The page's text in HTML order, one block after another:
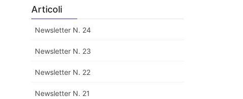
Articoli
Newsletter N. 24
Newsletter N. 23
Newsletter N. 22
Newsletter N. 21